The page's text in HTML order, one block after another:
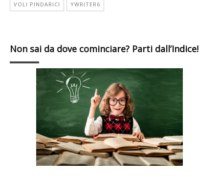
VOLI PINDARICI YWRITER6
Non sai da dove cominciare? Parti dall’Indice!